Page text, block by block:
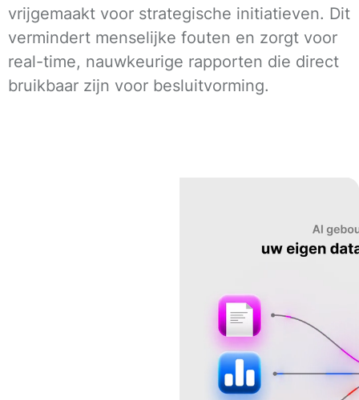
vrijgemaakt voor strategische initiatieven. Dit
vermindert menselijke fouten en zorgt voor
real-time, nauwkeurige rapporten die direct
bruikbaar zijn voor besluitvorming.